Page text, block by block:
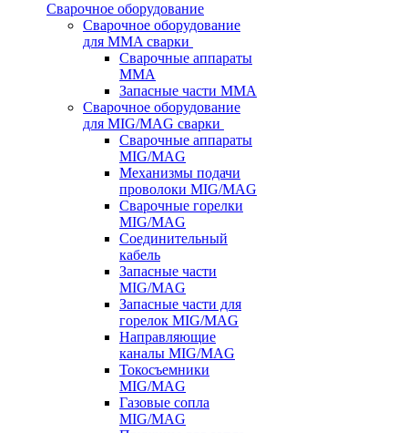
Сварочное оборудование
Сварочное оборудование
для MMA сварки
Сварочные аппараты
MMA
Запасные части MMA
Сварочное оборудование
для MIG/MAG сварки
Сварочные аппараты
MIG/MAG
Механизмы подачи
проволоки MIG/MAG
Сварочные горелки
MIG/MAG
Соединительный
кабель
Запасные части
MIG/MAG
Запасные части для
горелок MIG/MAG
Направляющие
каналы MIG/MAG
Токосъемники
MIG/MAG
Газовые сопла
MIG/MAG